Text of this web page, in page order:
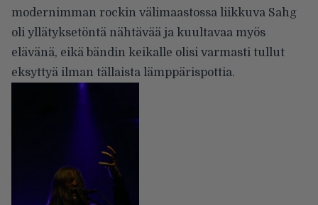
modernimman rockin välimaastossa liikkuva Sahg
oli yllätyksetöntä nähtävää ja kuultavaa myös
elävänä, eikä bändin keikalle olisi varmasti tullut
eksyttyä ilman tällaista lämppärispottia.